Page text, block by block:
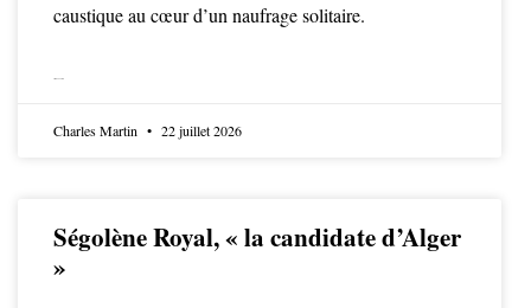
caustique au cœur d’un naufrage solitaire.
Charles Martin 22 juillet 2026
Ségolène Royal, « la candidate d’Alger
»